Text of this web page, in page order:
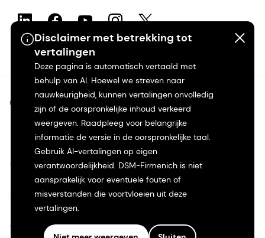
Disclaimer met betrekking tot
vertalingen
Deze pagina is automatisch vertaald met
behulp van AI. Hoewel we streven naar
nauwkeurigheid, kunnen vertalingen onvolledig
zijn of de oorspronkelijke inhoud verkeerd
weergeven. Raadpleeg voor belangrijke
informatie de versie in de oorspronkelijke taal.
Gebruik AI-vertalingen op eigen
verantwoordelijkheid. DSM-Firmenich is niet
aansprakelijk voor eventuele fouten of
misverstanden die voortvloeien uit deze
vertalingen.
©2026 dsm-firmenich. Alle rechten voorbehouden.
Privacyverklaring
Gebruiksvoorwaarden
Algemene voorwaarden
Californië Transparantie